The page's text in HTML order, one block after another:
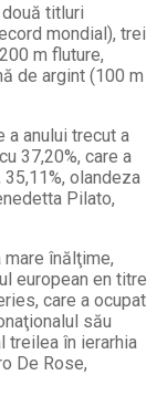
titluri
mondial), trei
m fluture,
de argint (100 m
a anului trecut a
37,20%, care a
olandeza
Pilato,
mare înălţime,
european en titre
care a ocupat
său
treilea în ierarhia
De Rose,